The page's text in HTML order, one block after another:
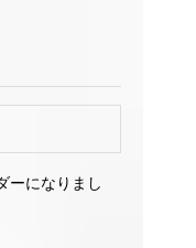
ーになりまし